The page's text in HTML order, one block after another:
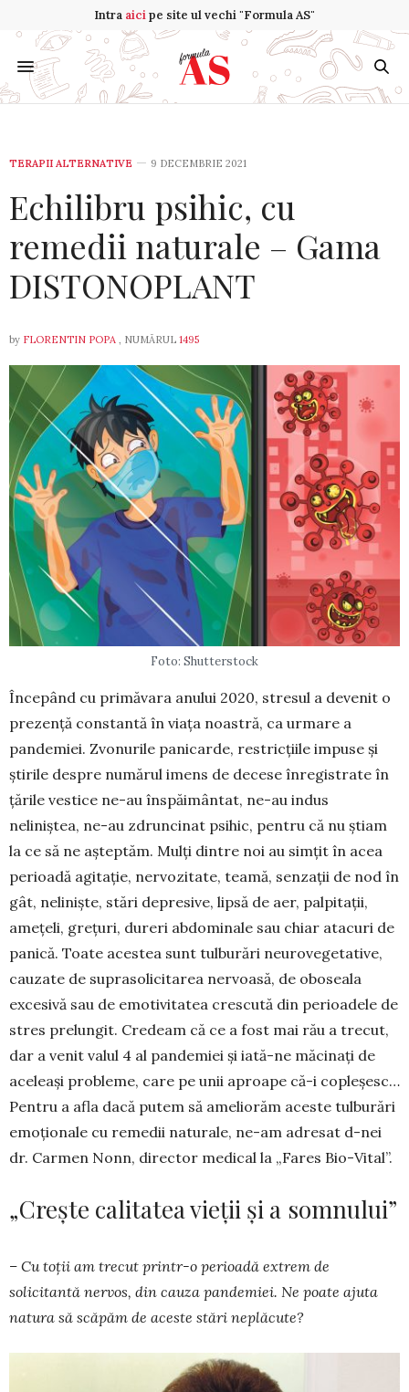
Intra aicipe site ul vechi "Formula AS"
TERAPII ALTERNATIVE 9 DECEMBRIE 2021
Echilibru psihic, cu
remedii naturale – Gama
DISTONOPLANT
by FLORENTIN POPA , NUMĂRUL 1495
Foto: Shutterstock
Începând cu primăvara anului 2020, stresul a devenit o
prezență constantă în viața noas­tră, ca urmare a
pandemiei. Zvonurile pani­carde, restricțiile impuse și
știrile despre nu­mărul imens de decese înregistrate în
țările vestice ne-au înspăimântat, ne-au indus
neliniștea, ne-au zdrun­cinat psihic, pentru că nu știam
la ce să ne aștep­tăm. Mulți dintre noi au simțit în acea
perioa­dă agitație, nervozitate, teamă, senzații de nod în
gât, neliniște, stări depresive, lipsă de aer, palpita­ții,
amețeli, grețuri, dureri abdominale sau chiar atacuri de
panică. Toate acestea sunt tulburări neu­­ro­vegetative,
cauzate de suprasoli­ci­tarea nervoasă, de oboseala
excesivă sau de emotivitatea crescută din perioa­dele de
stres prelungit. Credeam că ce a fost mai rău a trecut,
dar a venit valul 4 al pande­miei și iată-ne măcinați de
aceleași probleme, care pe unii aproape că-i copleșesc…
Pentru a afla dacă pu­tem să ameliorăm aceste tulburări
emo­ționale cu remedii naturale, ne-am adre­sat d-nei
dr. Carmen Nonn, director medical la „Fares Bio-Vital”.
„Crește calitatea vieții și a somnului”
– Cu toții am trecut printr-o perioadă extrem de
solicitantă nervos, din cauza pandemiei. Ne poate ajuta
natura să scăpăm de aceste stări ne­plăcute?